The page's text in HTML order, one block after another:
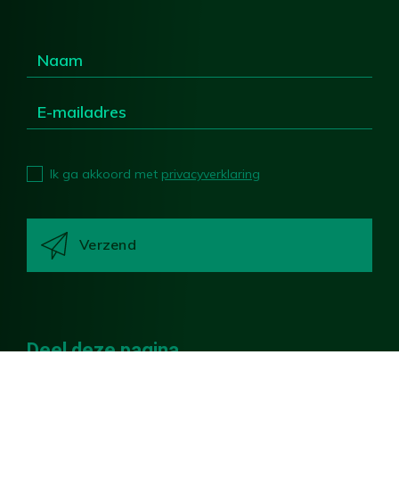
Deel deze pagina
Ik ga akkoord met privacyverklaring